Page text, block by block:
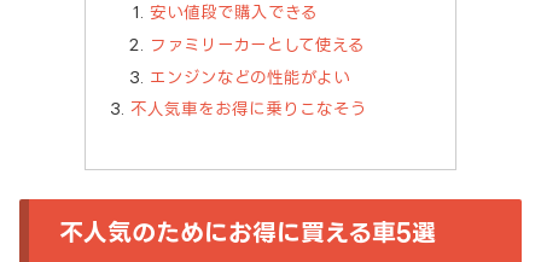
安い値段で購入できる
ファミリーカーとして使える
エンジンなどの性能がよい
不人気車をお得に乗りこなそう
不人気のためにお得に買える車5選